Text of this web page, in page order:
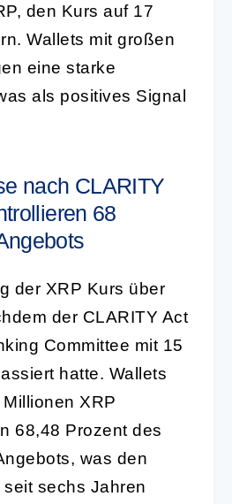
den Kurs auf 17
Wallets mit großen
eine starke
als positives Signal
nach CLARITY
68
der XRP Kurs über
der CLARITY Act
Committee mit 15
hatte. Wallets
XRP
68,48 Prozent des
was den
sechs Jahren